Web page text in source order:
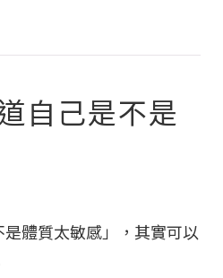
自己是不是
體質太敏感」，其實可以